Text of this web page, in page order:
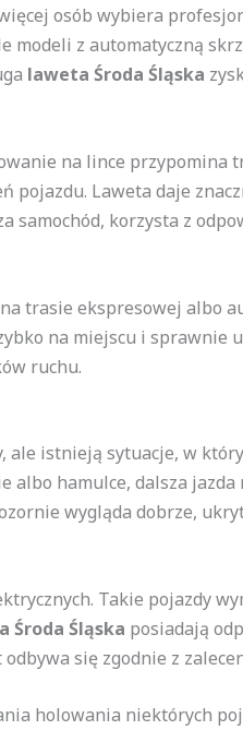
osób wybiera
modeli z automatyczną
laweta Środa Śląska
na lince przypomina
pojazdu. Laweta daje
samochód, korzysta z
trasie ekspresowej albo
na miejscu i sprawnie
ruchu.
istnieją sytuacje, w
albo hamulce, dalsza
wygląda dobrze,
Takie pojazdy
Środa Śląska posiadają
się zgodnie z
holowania niektórych